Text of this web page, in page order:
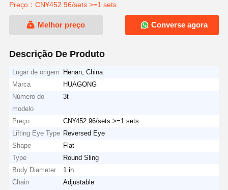
Preço：CN¥452.96/sets >=1 sets
Melhor preço Converse agora
Descrição De Produto
Lugar de origem
Henan, China
Marca
HUAGONG
Número do
modelo
3t
Preço
CN¥452.96/sets >=1 sets
Lifting Eye Type Reversed Eye
Shape
Flat
Type
Round Sling
Body Diameter
1 in
Chain
Adjustable